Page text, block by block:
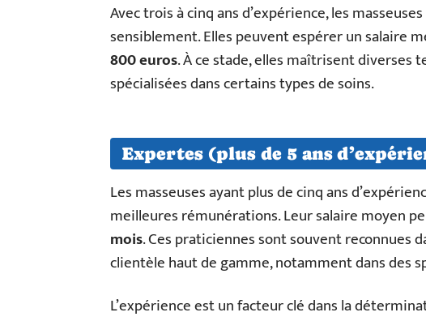
Avec trois à cinq ans d’expérience, les
sensiblement. Elles peuvent espérer un salaire
800 euros. À ce stade, elles maîtrisent diverses
spécialisées dans certains types de soins.
Expertes (plus de 5 ans
Les masseuses ayant plus de cinq ans
meilleures rémunérations. Leur salaire moyen
mois. Ces praticiennes sont souvent
clientèle haut de gamme, notamment dans des
L’expérience est un facteur clé dans la